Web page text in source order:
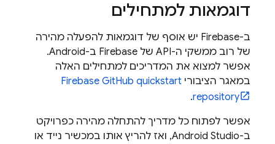
דוגמאות למתחילים
ב-Firebase יש אוסף של דוגמאות להפעלה מהירה
של רוב ממשקי ה-API של Firebase ב-Android.
אפשר למצוא את המדריכים למתחילים האלה
במאגר הציבורי Firebase GitHub quickstart
repository
.
אפשר לפתוח כל מדריך להתחלה מהירה כפרויקט
ב-Android Studio, ואז להריץ אותו במכשיר נייד או